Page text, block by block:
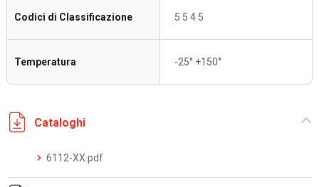
Codici di Classificazione 5 5 4 5
Temperatura -25° +150°
Cataloghi
6112-XX.pdf